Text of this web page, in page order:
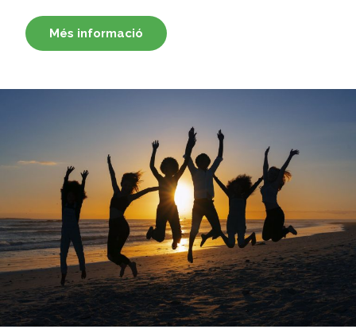
Més informació